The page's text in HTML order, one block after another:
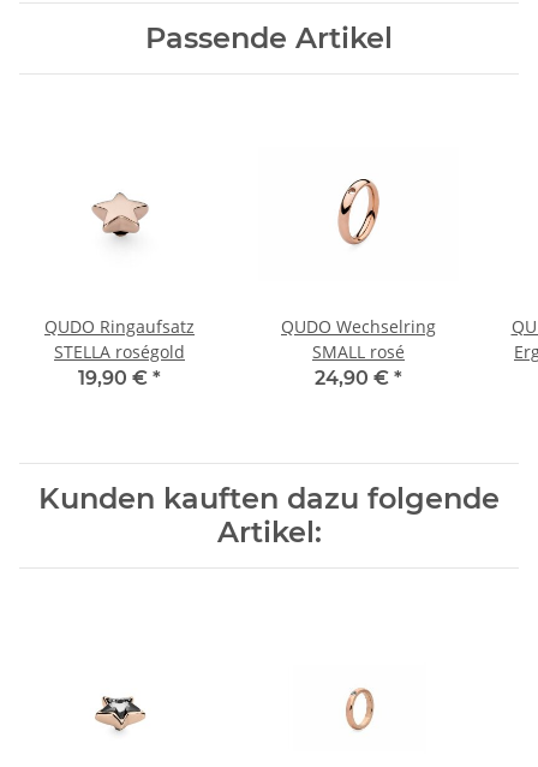
Passende Artikel
QUDO Ringaufsatz
STELLA roségold
19,90 € *
QUDO Wechselring
SMALL rosé
24,90 € *
Kunden kauften dazu folgende
Artikel: